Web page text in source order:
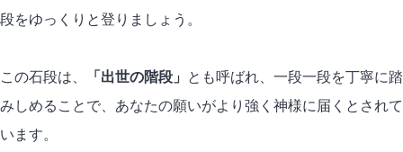
段をゆっくりと登りましょう。
この石段は、 「出世の階段」
とも呼ばれ、一段一段を丁寧に踏
みしめることで、あなたの願いがより強く神様に届くとされて
います。